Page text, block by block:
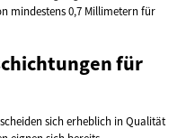
mindestens 0,7 Millimetern für
für
sich erheblich in Qualität